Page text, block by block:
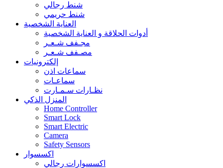
شنط رجالي
شنط حريمي
العناية الشخصية
أدوات الحلاقة و العناية الشخصية
مجـفف شـعـر
مصـفف شـعـر
إلكترونيات
سماعات اذن
سماعـات
نظـارات سـمـارت
المنزل الذكي
Home Controller
Smart Lock
Smart Electric
Camera
Safety Sensors
اكسسوار
اكسسوارات رجالي